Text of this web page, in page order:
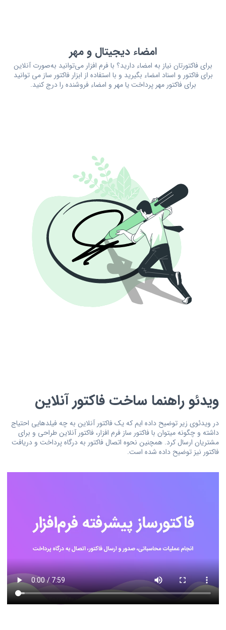
امضاء دیجیتال و مهر
برای فاکتورتان نیاز به امضاء دارید؟ با فرم افزار می‌توانید به‌صورت آنلاین
برای فاکتور و اسناد امضاء بگیرید و با استفاده از ابزار فاکتور ساز می توانید
برای فاکتور مهر پرداخت یا مهر و امضاء فروشنده را درج کنید.
ویدئو راهنما ساخت فاکتور آنلاین
در ویدئوی زیر توضیح داده ایم که یک فاکتور آنلاین به چه فیلدهایی احتیاج
داشته و چگونه میتوان با فاکتور ساز فرم افزار، فاکتور آنلاین طراحی و برای
مشتریان ارسال کرد. همچنین نحوه اتصال فاکتور به درگاه پرداخت و دریافت
فاکتور نیز توضیح داده شده است.